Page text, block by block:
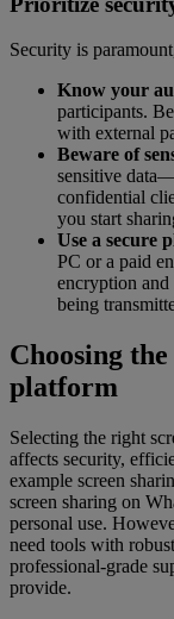
Security is
Know your
participants.
with external
Beware of
sensitive
confidential
you start
Use a secure
PC or a paid
encryption and
being
Choosing
platform
Selecting the right
affects security,
example screen
screen sharing on
personal use.
need tools with
professional-grade
provide.